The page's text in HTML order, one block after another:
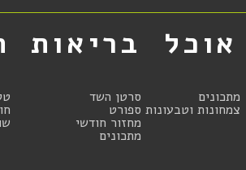
אוכל
מתכונים
צמחונות וטבעונות
בריאות
סרטן השד
ספורט
מחזור חודשי
מתכונים